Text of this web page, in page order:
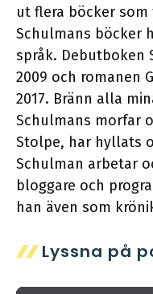
ut flera böcker som
Schulmans böcker
språk. Debutboken
2009 och romanen
2017. Bränn alla
Schulmans morfar
Stolpe, har hyllats
Schulman arbetar
bloggare och
han även som
Lyssna på